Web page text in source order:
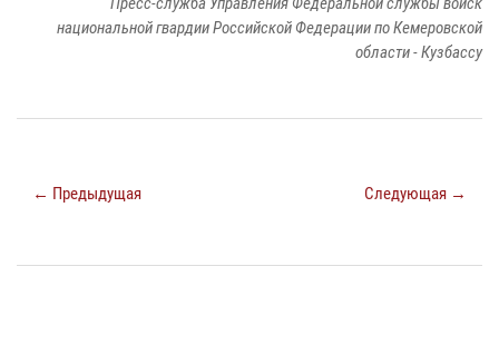
национальной гвардии Российской Федерации по Кемеровской
области - Кузбассу
← Предыдущая Следующая →